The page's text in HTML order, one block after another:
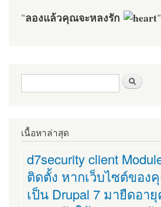
"ลองแล้วคุณจะหลงรัก "
ฟอร์มค้นหา
เนื้อหาล่าสุด
d7security client
ติดตั้ง หากเว็บไซต์ของ
เป็น Drupal 7 มายืดอา